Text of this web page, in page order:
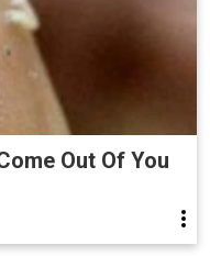
Out Of You